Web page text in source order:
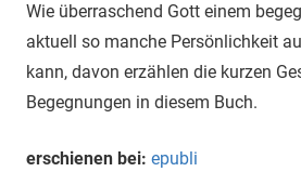
Wie überraschend Gott einem
aktuell so manche Persönlichkeit
kann, davon erzählen die kurzen
Begegnungen in diesem Buch.
erschienen bei: epubli